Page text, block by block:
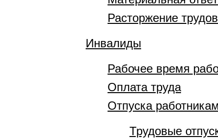
Расторжение
Инвалиды
Рабочее время
Оплата труда
Отпуска
Трудовые